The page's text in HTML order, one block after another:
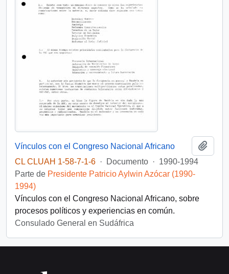
Vínculos con el Congreso Nacional Africano
CL CLUAH 1-58-7-1-6 · Documento · 1990-1994
Parte de Presidente Patricio Aylwin Azócar (1990-
1994)
Vínculos con el Congreso Nacional Africano, sobre
procesos políticos y experiencias en común.
Consulado General en Sudáfrica